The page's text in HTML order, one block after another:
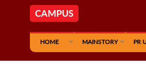
CAMPUS
HOME MAINSTORY PR